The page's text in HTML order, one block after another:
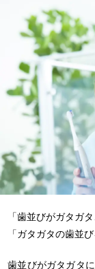
「歯並びがガタガ
「ガタガタの歯並
歯並びがガタガタ